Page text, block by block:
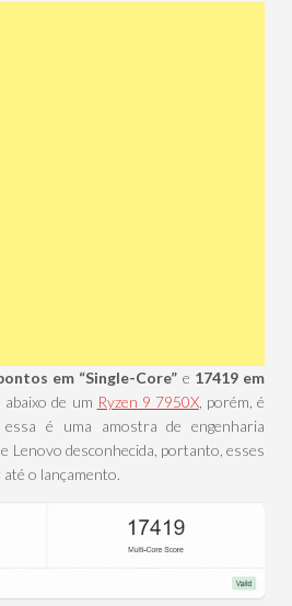
em “Single-Core” e 17419 em
abaixo de um Ryzen 9 7950X, porém, é
é uma amostra de engenharia
Lenovo desconhecida, portanto, esses
o lançamento.